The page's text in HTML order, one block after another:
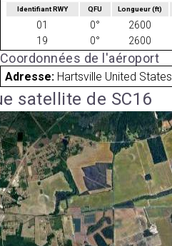
Identifiant RWY QFU Longueur(ft)
01 0° 2600
19
0° 2600
Coordonnées de l'aéroport
Adresse: Hartsville United States
satellite de SC16